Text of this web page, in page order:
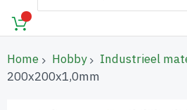
Home Hobby Industrieel
200x200x1,0mm